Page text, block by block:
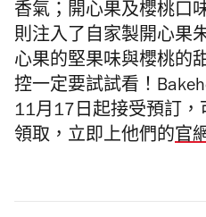
香氣；開心果及櫻桃口
則注入了自家製開心果
心果的堅果味與櫻桃的
控一定要試試看！
11月17日起接受預訂
領取，立即上他們的官